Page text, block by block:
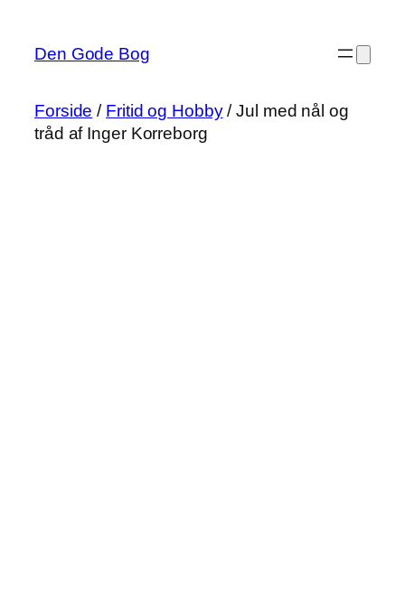
indhold
Den Gode Bog
Forside / Fritid og Hobby/ Jul med nål og
tråd af Inger Korreborg